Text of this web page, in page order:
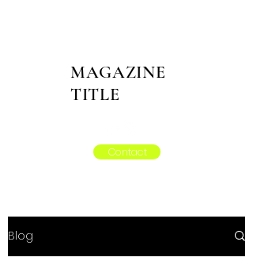
MAGAZINE
TITLE
Contact
Blog